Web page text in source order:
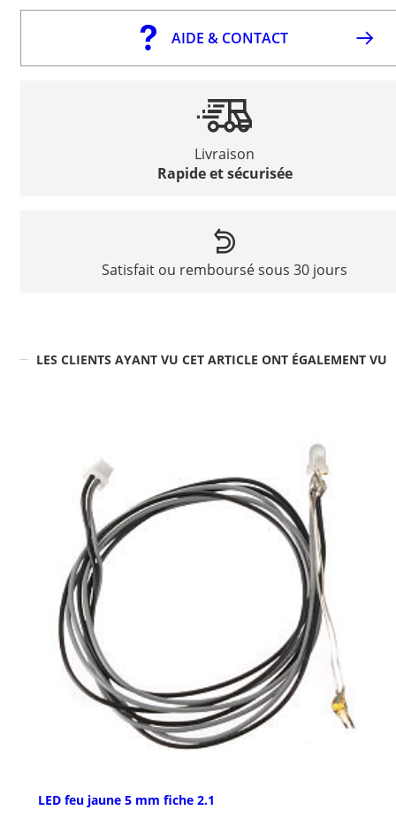
AIDE & CONTACT
Livraison
Rapide et sécurisée
Satisfait ou remboursé sous 30 jours
LES CLIENTS AYANT VU CET ARTICLE ONT ÉGALEMENT VU
LED feu jaune 5 mm fiche 2.1